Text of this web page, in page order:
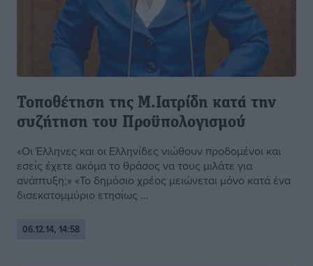
Τοποθέτηση της Μ.Ιατρίδη κατά την
συζήτηση του Προϋπολογισμού
«Οι Έλληνες και οι Ελληνίδες νιώθουν προδομένοι και
εσείς έχετε ακόμα το θράσος να τους μιλάτε για
ανάπτυξη;» «Το δημόσιο χρέος μειώνεται μόνο κατά ένα
δισεκατομμύριο ετησίως ...
06.12.14, 14:58